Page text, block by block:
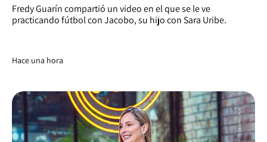
Fredy Guarín compartió un video en el que se le ve
practicando fútbol con Jacobo, su hijo con Sara Uribe.
Hace una hora